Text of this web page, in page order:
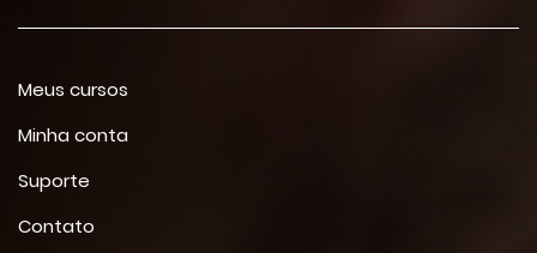
Meus cursos
Minha conta
Suporte
Contato